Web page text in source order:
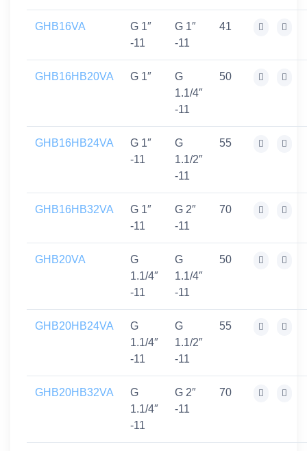
GHB16VA
G 1″
-11
G 1″
-11
41
GHB16HB20VA G 1″
G
1.1/4″
-11
50
GHB16HB24VA
G 1″
-11
G
1.1/2″
-11
55
GHB16HB32VA
G 1″
-11
G 2″
-11
70
GHB20VA
G
1.1/4″
-11
G
1.1/4″
-11
50
GHB20HB24VA
G
1.1/4″
-11
G
1.1/2″
-11
55
GHB20HB32VA
G
1.1/4″
-11
G 2″
-11
70